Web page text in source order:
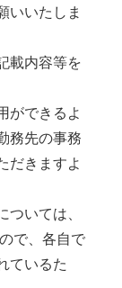
いいたしま
載内容等を
ができるよ
務先の事務
だきますよ
いては、
で、各自で
ているた